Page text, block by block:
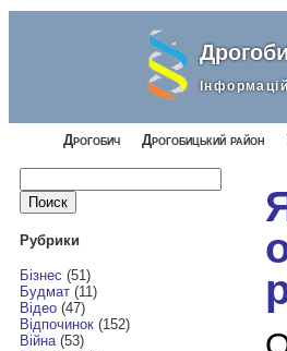
Дрогобич Дрогобицький район
Найти:
Рубрики
Бізнес (51)
Будмат(11)
Відео(47)
Відпочинок(152)
Війна(53)